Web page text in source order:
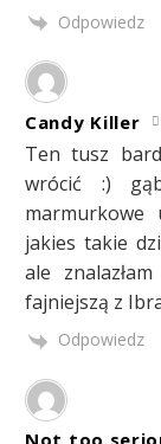
Odpowiedz
Candy Killer
Ten tusz
wrócić :)
marmurkowe
jakies takie
ale
fajniejszą z
Odpowiedz